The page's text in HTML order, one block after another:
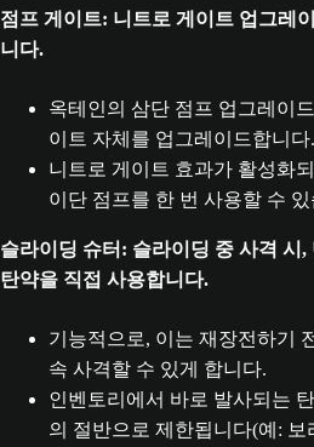
점프 게이트: 니트로 게이트 업그레
니다.
옥테인의 삼단 점프 업그레이
이트 자체를 업그레이드합니다.
니트로 게이트 효과가 활성화
이단 점프를 한 번 사용할 수
슬라이딩 슈터: 슬라이딩 중 사격 시,
탄약을 직접 사용합니다.
기능적으로, 이는 재장전하기
속 사격할 수 있게 합니다.
인벤토리에서 바로 발사되는
의 절반으로 제한됩니다(예: 보